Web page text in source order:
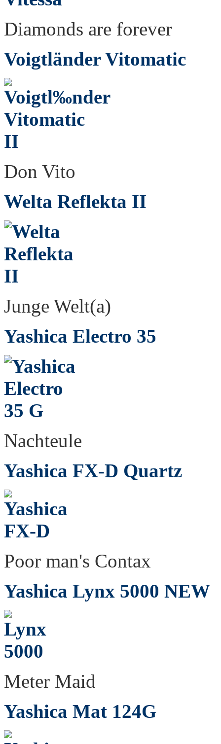
Diamonds are forever
Voigtländer Vitomatic
Don Vito
Welta Reflekta II
Junge Welt(a)
Yashica Electro 35
Nachteule
Yashica FX-D Quartz
Poor man's Contax
Yashica Lynx 5000 NEW
Meter Maid
Yashica Mat 124G